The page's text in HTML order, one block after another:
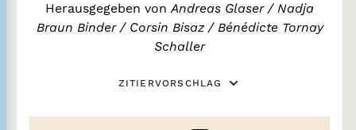
Herausgegeben vonAndreas Glaser/ Nadja
Braun Binder/ Corsin Bisaz/ Bénédicte Tornay
Schaller
ZITIERVORSCHLAG